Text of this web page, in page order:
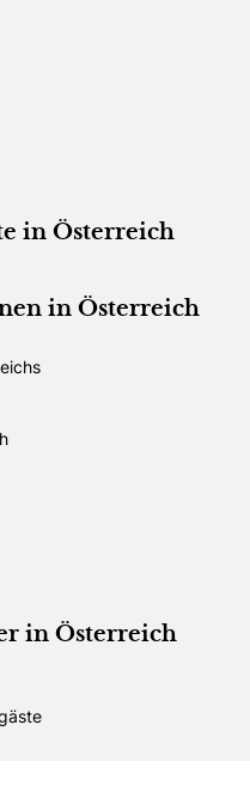
in Österreich
in Österreich
in Österreich